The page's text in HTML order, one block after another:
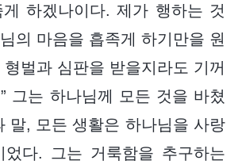
하겠나이다. 제가 행하는 것
의 마음을 흡족게 하기만을 원
벌과 심판을 받을지라도 기꺼
그는 하나님께 모든 것을 바쳤
말, 모든 생활은 하나님을 사랑
다. 그는 거룩함을 추구하는